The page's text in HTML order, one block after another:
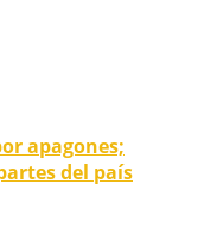
apagones;
del país